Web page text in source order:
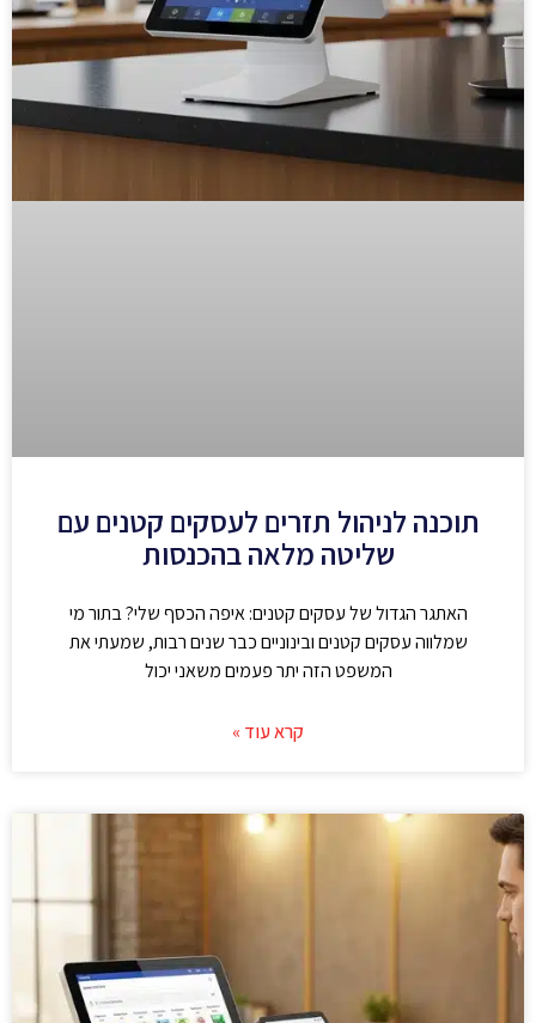
תוכנה לניהול תזרים לעסקים קטנים עם
שליטה מלאה בהכנסות
האתגר הגדול של עסקים קטנים: איפה הכסף שלי? בתור מי
שמלווה עסקים קטנים ובינוניים כבר שנים רבות, שמעתי את
המשפט הזה יתר פעמים משאני יכול
קרא עוד »